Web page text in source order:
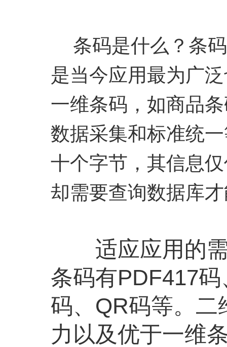
条码是什么？条码
是当今应用最为广
一维条码，如商品
数据采集和标准统
十个字节，其信息
却需要查询数据库
适应应用的需
条码有PDF417
码、QR码等。二
力以及优于一维